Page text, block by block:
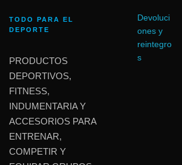
TODO PARA EL
DEPORTE
PRODUCTOS
DEPORTIVOS,
FITNESS,
INDUMENTARIA Y
ACCESORIOS PARA
ENTRENAR,
COMPETIR Y
Devoluci
ones y
reintegro
s